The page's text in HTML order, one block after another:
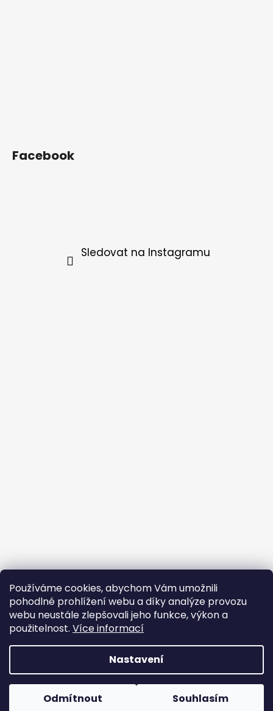
Používáme cookies, abychom Vám umožnili
pohodlné prohlížení webu a díky analýze provozu
webu neustále zlepšovali jeho funkce, výkon a
použitelnost. Více informací
Nastavení
Odmítnout Souhlasím
Facebook
Sledovat na Instagramu
Copyright 2026Oxybag . Všechna práva vyhrazena.